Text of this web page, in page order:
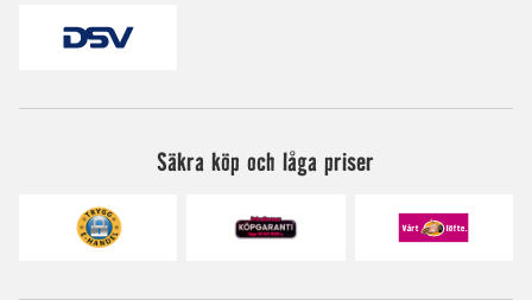
Säkra köp och låga priser